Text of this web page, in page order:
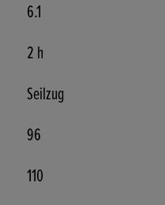
6.1
2 h
Seilzug
96
110